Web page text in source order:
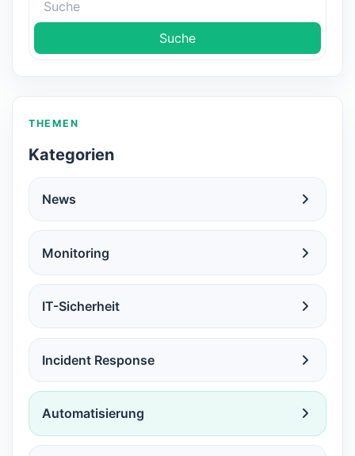
Suche
THEMEN
Kategorien
News
Monitoring
IT-Sicherheit
Incident Response
Automatisierung